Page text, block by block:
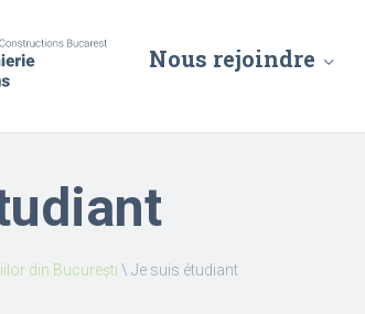
Nous rejoindre
din București \ Je suis étudiant